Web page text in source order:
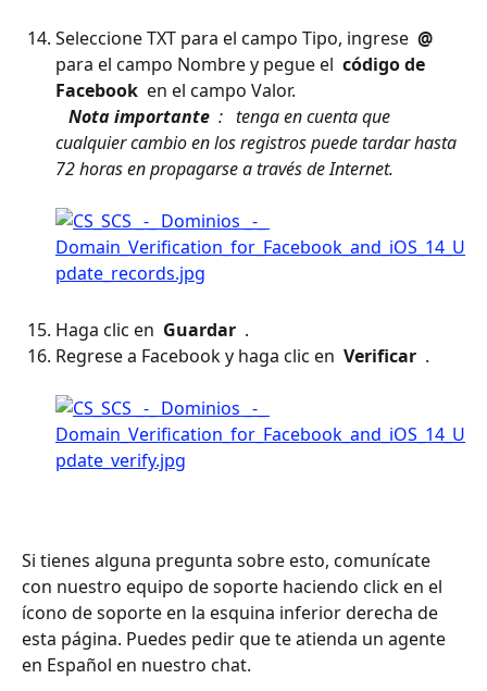
Seleccione TXT para el campo Tipo, ingrese @
para el campo Nombre y pegue el código de
Facebook en el campo Valor.
Nota importante : tenga en cuenta que
cualquier cambio en los registros puede tardar hasta
72 horas en propagarse a través de Internet.
Haga clic en Guardar .
Regrese a Facebook y haga clic en Verificar .
Si tienes alguna pregunta sobre esto, comunícate
con nuestro equipo de soporte haciendo click en el
ícono de soporte en la esquina inferior derecha de
esta página. Puedes pedir que te atienda un agente
en Español en nuestro chat.